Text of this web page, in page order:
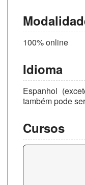
100% online
Idioma
Espanhol
também pode
Cursos